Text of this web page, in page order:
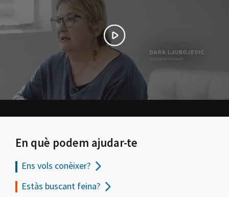
En què podem ajudar-te
Ens vols conèixer?
Estàs buscant feina?